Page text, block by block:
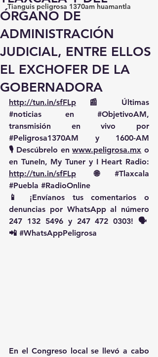
Tianguis peligrosa 1370am huamantla
ÓRGANO DE
ADMINISTRACIÓN
JUDICIAL, ENTRE ELLOS
EL EXCHOFER DE LA
GOBERNADORA
http://tun.in/sfFLp
#noticias en #ObjetivoAM,
#Peligrosa1370AM y 1600-AM
🎙️ Descúbrelo en www.peligrosa.mx o
http://tun.in/sfFLp 🌐 #Tlaxcala
#Puebla #RadioOnline
📱 ¡Envíanos tus comentarios o
denuncias por WhatsApp al número
247 132 5496 y 247 472 0303! 🗣️
📲 #WhatsAppPeligrosa
En el Congreso local se llevó a cabo